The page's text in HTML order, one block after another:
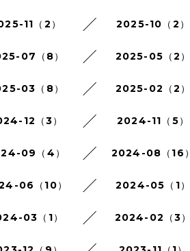
11（2） 2025-10（2）
07（8） 2025-05（2）
03（8） 2025-02（2）
12（3） 2024-11（5）
09（4） 2024-08（16）
06（10） 2024-05（1）
03（1） 2024-02（3）